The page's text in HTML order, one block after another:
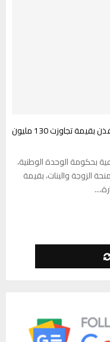
الشؤون الاجتماعية: ملاحق بطاقات “إيفاء” نفذن بقيمة تجاوزت 130 مليون
بحكومة الوحدة الوطنية،
الزوجة والبنات، بقيمة